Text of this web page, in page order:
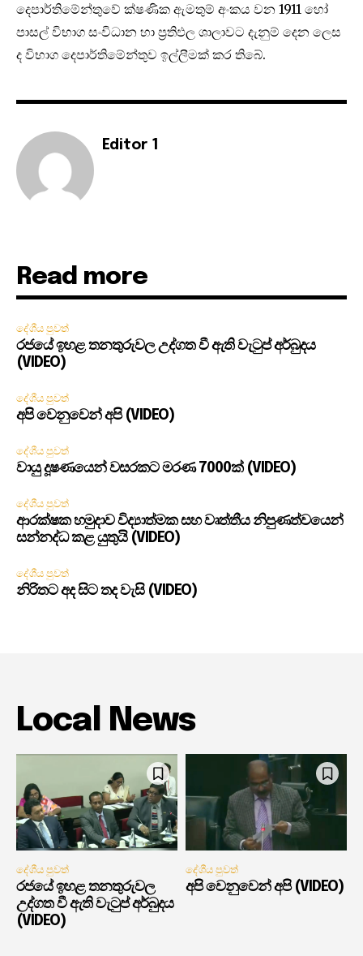
දෙපාර්තිමේන්තුවේ ක්ෂණික ඇමතුම් අංකය වන 1911 හෝ
පාසල් විභාග සංවිධාන හා ප්‍රතිඵල ශාලාවට දැනුම් දෙන ලෙස
ද විභාග දෙපාර්තිමේන්තුව ඉල්ලීමක් කර තිබේ.
Editor 1
Read more
දේශීය පුවත්
රජයේ ඉහළ තනතුරුවල උද්ගත වී ඇති වැටුප් අර්බුදය
(VIDEO)
දේශීය පුවත්
අපි වෙනුවෙන් අපි (VIDEO)
දේශීය පුවත්
වායු දූෂණයෙන් වසරකට මරණ 7000ක් (VIDEO)
දේශීය පුවත්
ආරක්ෂක හමුදාව විද්‍යාත්මක සහ වෘත්තීය නිපුණත්වයෙන්
සන්නද්ධ කළ යුතුයි (VIDEO)
දේශීය පුවත්
නිරිතට අද සිට තද වැසි (VIDEO)
Local News
දේශීය පුවත්
රජයේ ඉහළ තනතුරුවල
උද්ගත වී ඇති වැටුප් අර්බුදය
(VIDEO)
දේශීය පුවත්
අපි වෙනුවෙන් අපි (VIDEO)